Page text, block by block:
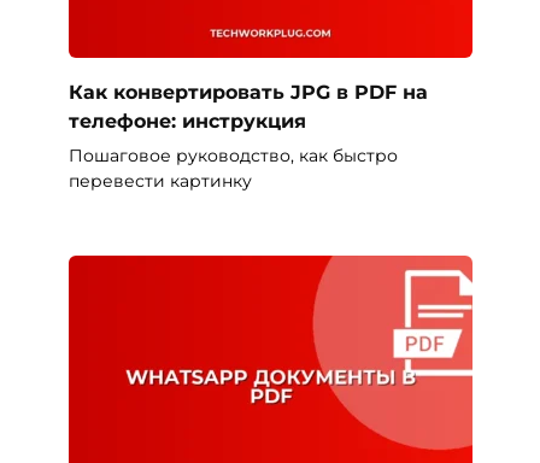
Как конвертировать JPG в PDF на
телефоне: инструкция
Пошаговое руководство, как быстро
перевести картинку